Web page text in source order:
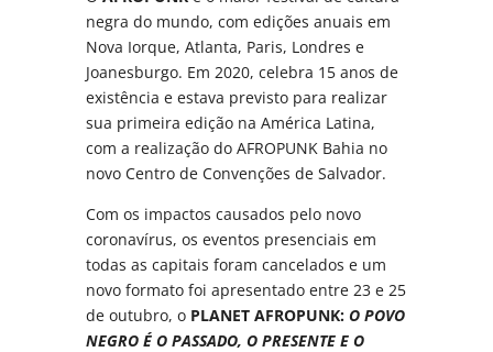
negra do mundo, com edições anuais em
Nova Iorque, Atlanta, Paris, Londres e
Joanesburgo. Em 2020, celebra 15 anos de
existência e estava previsto para realizar
sua primeira edição na América Latina,
com a realização do AFROPUNK Bahia no
novo Centro de Convenções de Salvador.
Com os impactos causados pelo novo
coronavírus, os eventos presenciais em
todas as capitais foram cancelados e um
novo formato foi apresentado entre 23 e 25
de outubro, o PLANET AFROPUNK:O POVO
NEGRO É OPASSADO, O PRESENTE E O